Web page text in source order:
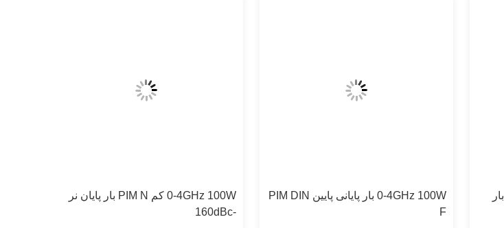
0-4GHz 200W کم PIM 4.3-10M بار
0-4GHz 100W بار پایانی پایین PIM DIN
F
0-4GHz 100W کم PIM N بار پایان نر
-160dBc